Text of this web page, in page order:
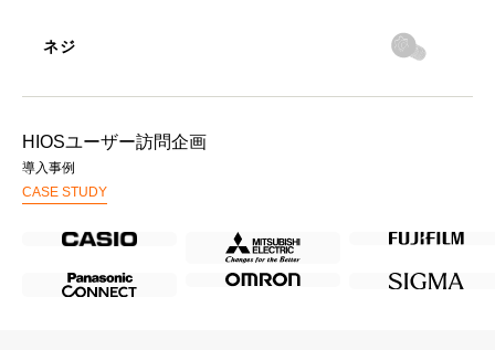
ネジ
HIOSユーザー訪問企画
導入事例
CASE STUDY